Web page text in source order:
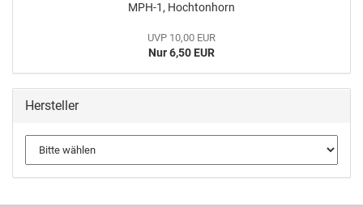
MPH-1, Hochtonhorn
UVP 10,00 EUR
Nur 6,50 EUR
Hersteller